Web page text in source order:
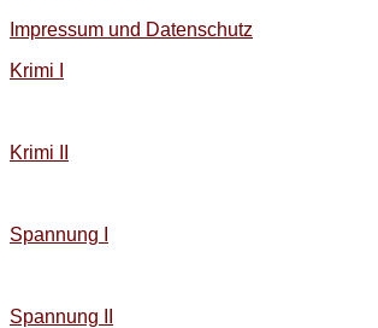
Impressum und Datenschutz
Krimi I
Krimi II
Spannung I
Spannung II